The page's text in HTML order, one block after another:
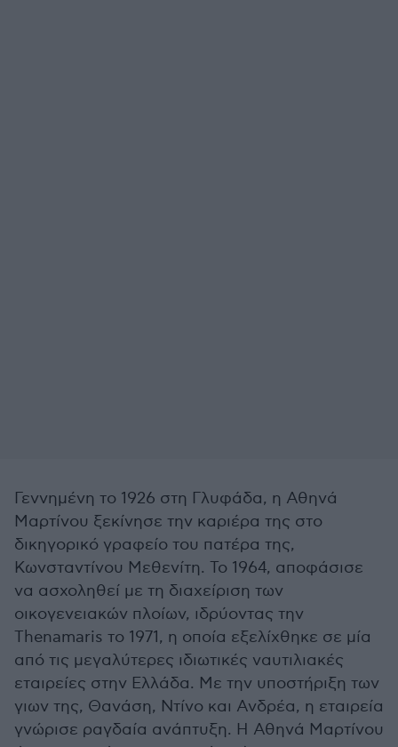
Γεννημένη το 1926 στη Γλυφάδα, η Αθηνά
Μαρτίνου ξεκίνησε την καριέρα της στο
δικηγορικό γραφείο του πατέρα της,
Κωνσταντίνου Μεθενίτη. Το 1964, αποφάσισε
να ασχοληθεί με τη διαχείριση των
οικογενειακών πλοίων, ιδρύοντας την
Thenamaris το 1971, η οποία εξελίχθηκε σε μία
από τις μεγαλύτερες ιδιωτικές ναυτιλιακές
εταιρείες στην Ελλάδα. Με την υποστήριξη των
γιων της, Θανάση, Ντίνο και Ανδρέα, η εταιρεία
γνώρισε ραγδαία ανάπτυξη. Η Αθηνά Μαρτίνου